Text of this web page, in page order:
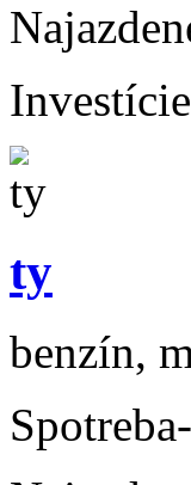
Investície
ty
benzín,
Spotreba